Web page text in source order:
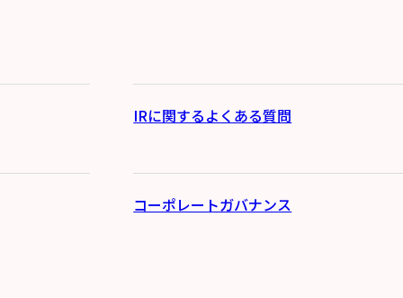
IRに関するよくある質問
コーポレートガバナンス